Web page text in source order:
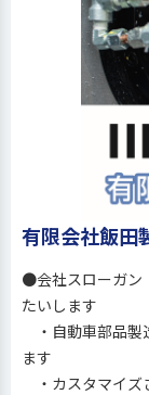
有限会社飯田
●会社スローガン
たいします
・自動車部品製
ます
・カスタマイズ